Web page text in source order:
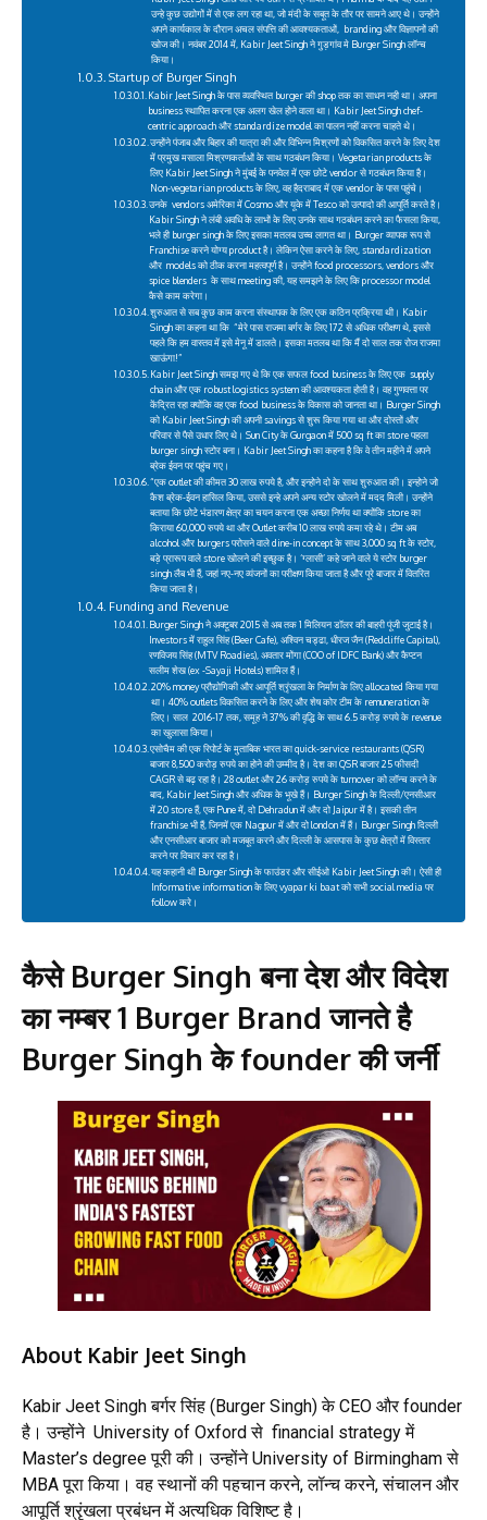
उन्हे कुछ उद्योगों में से एक लग रहा था, जो मंदी के सबूत के तौर पर सामने आए थे। उन्होंने
अपने कार्यकाल के दौरान अचल संपत्ति की आवश्यकताओं, branding और विज्ञापनों की
खोज की। नवंबर 2014 में, Kabir Jeet Singh ने गुड़गांव मे Burger Singh लॉन्च
किया।
Startup of Burger Singh
Kabir Jeet Singh के पास व्यवस्थित burger की shop तक का साधन नही था। अपना
business स्थापित करना एक अलग खेल होने वाला था। Kabir Jeet Singh chef-
centric approach और standardize model का पालन नहीं करना चाहते थे।
उन्होंने पंजाब और बिहार की यात्रा की और विभिन्न मिश्रणों को विकसित करने के लिए देश
में प्रमुख मसाला मिश्रणकर्ताओं के साथ गठबंधन किया। Vegetarian products के
लिए Kabir Jeet Singh ने मुंबई के पनवेल में एक छोटे vendor से गठबंधन किया है।
Non-vegetarian products के लिए, वह हैदराबाद में एक vendor के पास पहुंचे।
उनके vendors अमेरिका में Cosmo और यूके में Tesco को उत्पादो की आपूर्ति करते है।
Kabir Singh ने लंबी अवधि के लाभों के लिए उनके साथ गठबंधन करने का फैसला किया,
भले ही burger singh के लिए इसका मतलब उच्च लागत था। Burger व्यापक रूप से
Franchise करने योग्य product है। लेकिन ऐसा करने के लिए, standardization
और models को ठीक करना महत्वपूर्ण है। उन्होंने food processors, vendors और
spice blenders के साथ meeting की, यह समझने के लिए कि processor model
कैसे काम करेगा।
शुरुआत से सब कुछ काम करना संस्थापक के लिए एक कठिन प्रक्रिया थी। Kabir
Singh का कहना था कि “मेरे पास राजमा बर्गर के लिए 172 से अधिक परीक्षण थे, इससे
पहले कि हम वास्तव में इसे मेनू में डालते। इसका मतलब था कि मैं दो साल तक रोज राजमा
खाऊंगा!”
Kabir Jeet Singh समझ गए थे कि एक सफल food business के लिए एक supply
chain और एक robust logistics system की आवश्यकता होती है। वह गुणवत्ता पर
केंद्रित रहा क्योंकि वह एक food business के विकास को जानता था। Burger Singh
को Kabir Jeet Singh की अपनी savings से शुरू किया गया था और दोस्तों और
परिवार से पैसे उधार लिए थे। Sun City के Gurgaon में 500 sq ft का store पहला
burger singh स्टोर बना। Kabir Jeet Singh का कहना है कि वे तीन महीने में अपने
ब्रेक ईवन पर पहुंच गए।
“एक outlet की कीमत 30 लाख रुपये है, और इन्होने दो के साथ शुरुआत की। इन्होने जो
कैश ब्रेक-ईवन हासिल किया, उससे इन्हे अपने अन्य स्टोर खोलने में मदद मिली। उन्होंने
बताया कि छोटे भंडारण क्षेत्र का चयन करना एक अच्छा निर्णय था क्योंकि store का
किराया 60,000 रुपये था और Outlet करीब 10 लाख रुपये कमा रहे थे। टीम अब
alcohol और burgers परोसने वाले dine-in concept के साथ 3,000 sq ft के स्टोर,
बड़े प्रारूप वाले store खोलने की इच्छुक है। ‘ग्लासी’ कहे जाने वाले ये स्टोर burger
singh लैब भी हैं, जहां नए-नए व्यंजनों का परीक्षण किया जाता है और पूरे बाजार में वितरित
किया जाता है।
Funding and Revenue
Burger Singh ने अक्टूबर 2015 से अब तक 1 मिलियन डॉलर की बाहरी पूंजी जुटाई है।
Investors में राहुल सिंह (Beer Cafe), अश्विन चड्ढा, धीरज जैन (Redcliffe Capital),
रणविजय सिंह (MTV Roadies), अवतार मोंगा (COO of IDFC Bank) और कैप्टन
सलीम शेख (ex -Sayaji Hotels) शामिल हैं।
20% money प्रौद्योगिकी और आपूर्ति श्रृंखला के निर्माण के लिए allocated किया गया
था। 40% outlets विकसित करने के लिए और शेष कोर टीम के remuneration के
लिए। साल 2016-17 तक, समूह ने 37% की वृद्धि के साथ 6.5 करोड़ रुपये के revenue
का खुलासा किया।
एसोचैम की एक रिपोर्ट के मुताबिक भारत का quick-service restaurants (QSR)
बाजार 8,500 करोड़ रुपये का होने की उम्मीद है। देश का QSR बाजार 25 फीसदी
CAGR से बढ़ रहा है। 28 outlet और 26 करोड़ रुपये के turnover को लॉन्च करने के
बाद, Kabir Jeet Singh और अधिक के भूखे हैं। Burger Singh के दिल्ली/एनसीआर
में 20 store हैं, एक Pune में, दो Dehradun में और दो Jaipur में है। इसकी तीन
franchise भी हैं, जिनमें एक Nagpur में और दो london में हैं। Burger Singh दिल्ली
और एनसीआर बाजार को मजबूत करने और दिल्ली के आसपास के कुछ क्षेत्रों में विस्तार
करने पर विचार कर रहा है।
यह कहानी थी Burger Singh के फाउंडर और सीईओ Kabir Jeet Singh की। ऐसी ही
Informative information के लिए vyapar ki baat को सभी social media पर
follow करे।
कैसे Burger Singh बना देश और विदेश
का नम्बर 1 Burger Brand जानते है
Burger Singh के founder की जर्नी
About Kabir Jeet Singh
Kabir Jeet Singh बर्गर सिंह (Burger Singh) के CEO और founder
है। उन्होंने University of Oxford से financial strategy में
Master’s degree पूरी की। उन्होंने University of Birmingham से
MBA पूरा किया। वह स्थानों की पहचान करने, लॉन्च करने, संचालन और
आपूर्ति श्रृंखला प्रबंधन में अत्यधिक विशिष्ट है।